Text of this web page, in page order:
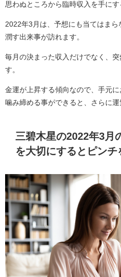
思わぬところから臨時収入を手にす
2022年3月は、予想にも当てはま
潤す出来事が訪れます。
毎月の決まった収入だけでなく、
す。
金運が上昇する傾向なので、手元
噛み締める事ができると、さらに運
三碧木星の2022年3月
を大切にするとピンチ